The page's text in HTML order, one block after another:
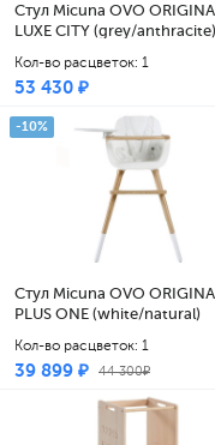
Стул Micuna OVO
LUXE CITY (grey/anthracite)
Кол-во расцветок: 1
53 430 ₽
-10%
Стул Micuna OVO
PLUS ONE (white/natural)
white
Кол-во расцветок: 1
39 899 ₽ 44 300₽